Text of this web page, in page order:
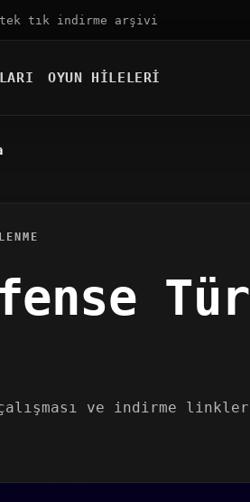
tek tık indirme arşivi
OYUN HILELERI
çalışması ve indirme